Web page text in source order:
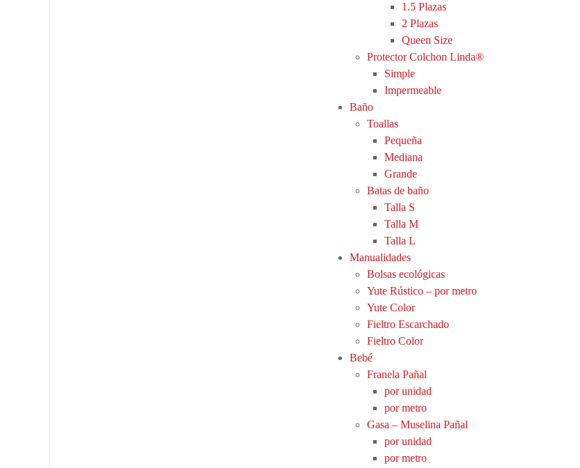
1.5 Plazas
2 Plazas
Queen Size
Protector Colchon Linda®
Simple
Impermeable
Baño
Toallas
Pequeña
Mediana
Grande
Batas de baño
Talla S
Talla M
Talla L
Manualidades
Bolsas ecológicas
Yute Rústico – por metro
Yute Color
Fieltro Escarchado
Fieltro Color
Bebé
Franela Pañal
por unidad
por metro
Gasa – Muselina Pañal
por unidad
por metro